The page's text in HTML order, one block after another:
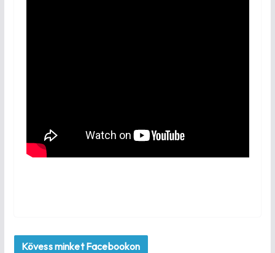
Kövess minket Facebookon